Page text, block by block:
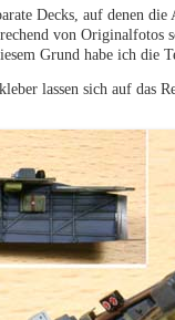
Decks, auf denen
von
Grund habe ich die
lassen sich auf das